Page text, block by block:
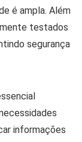
é ampla. Além
testados
segurança
informações